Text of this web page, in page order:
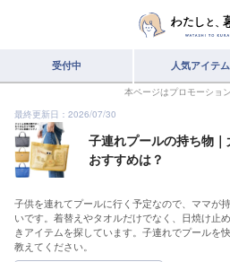
受付中 人気アイテム
本ページはプロモーショ
最終更新日：2026/07/30
子連れプールの持ち物
おすすめは？
子供を連れてプールに行く予定なので、ママが
いです。着替えやタオルだけでなく、日焼け止
きアイテムを探しています。子連れでプールを
教えてください。